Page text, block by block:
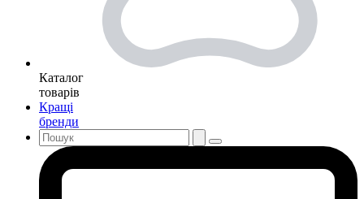
Каталог
товарів
Кращі
бренди